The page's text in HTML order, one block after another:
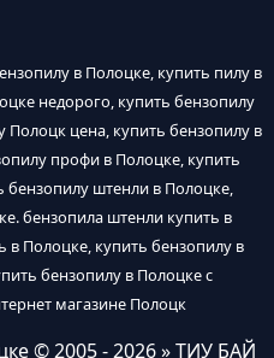
в Полоцке, купить пилу в
недорого, купить бензопилу
Полоцк цена, купить бензопилу в
профи в Полоцке, купить
бензопилу штенли в Полоцке,
бензопила штенли купить в
Полоцке, купить бензопилу в
бензопилу в Полоцке с
магазине Полоцк
© 2005 - 2026 » ТИУ БАЙ